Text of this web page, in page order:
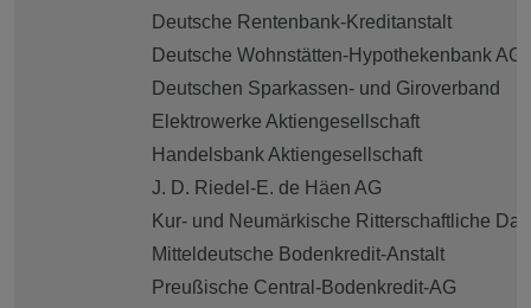
Deutsche Rentenbank-Kreditanstalt
Deutsche Wohnstätten-Hypothekenbank AG
Deutschen Sparkassen- und Giroverband
Elektrowerke Aktiengesellschaft
Handelsbank Aktiengesellschaft
J. D. Riedel-E. de Häen AG
Kur- und Neumärkische Ritterschaftliche
Mitteldeutsche Bodenkredit-Anstalt
Preußische Central-Bodenkredit-AG